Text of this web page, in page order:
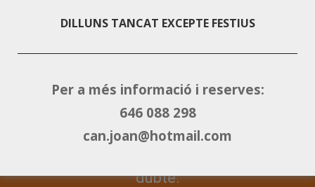
@CostaBravaVibes
facebook.com/CostaBravaVibes
Podeu contactar-nos per fer una
dubte.
DILLUNS TANCAT EXCEPTE FESTIUS
Per a més informació i reserves:
646 088 298
can.joan@hotmail.com